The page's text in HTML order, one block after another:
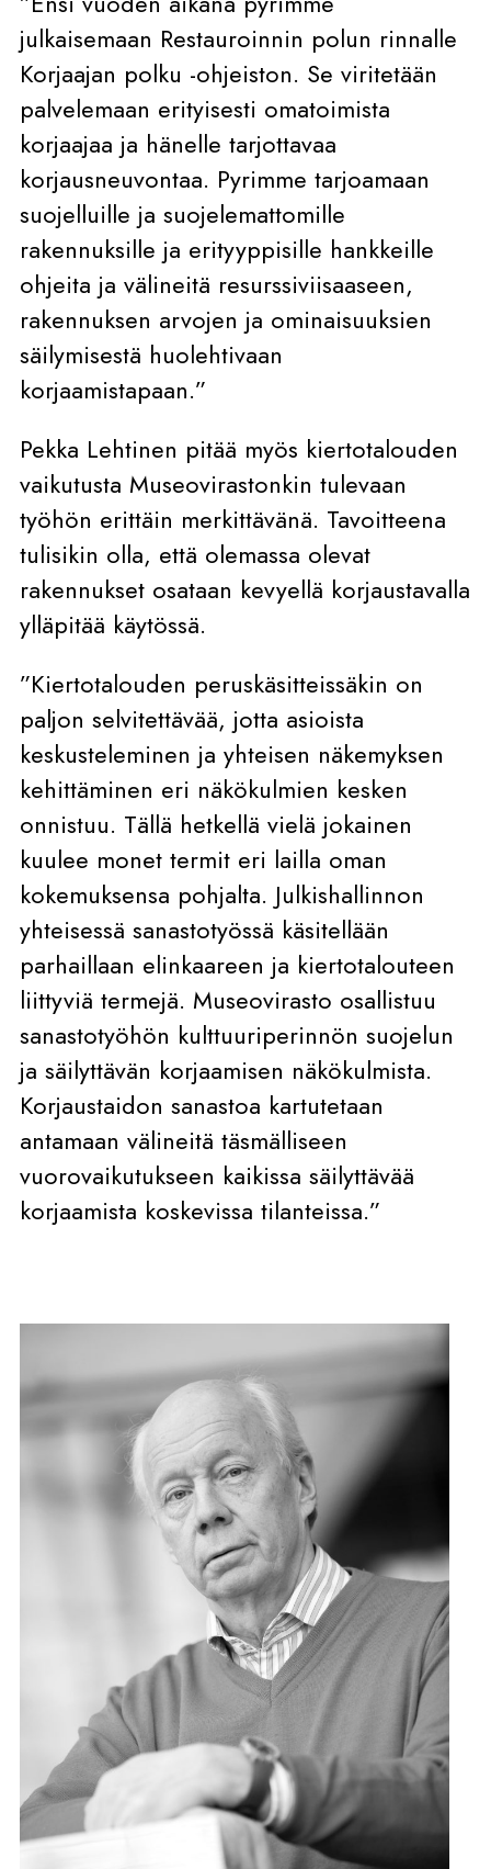
julkaisemaan Restauroinnin polun rinnalle
Korjaajan polku -ohjeiston. Se viritetään
palvelemaan erityisesti omatoimista
korjaajaa ja hänelle tarjottavaa
korjausneuvontaa. Pyrimme tarjoamaan
suojelluille ja suojelemattomille
rakennuksille ja erityyppisille hankkeille
ohjeita ja välineitä resurssiviisaaseen,
rakennuksen arvojen ja ominaisuuksien
säilymisestä huolehtivaan
korjaamistapaan.”
Pekka Lehtinen pitää myös kiertotalouden
vaikutusta Museovirastonkin tulevaan
työhön erittäin merkittävänä. Tavoitteena
tulisikin olla, että olemassa olevat
rakennukset osataan kevyellä korjaustavalla
ylläpitää käytössä.
”Kiertotalouden peruskäsitteissäkin on
paljon selvitettävää, jotta asioista
keskusteleminen ja yhteisen näkemyksen
kehittäminen eri näkökulmien kesken
onnistuu. Tällä hetkellä vielä jokainen
kuulee monet termit eri lailla oman
kokemuksensa pohjalta. Julkishallinnon
yhteisessä sanastotyössä käsitellään
parhaillaan elinkaareen ja kiertotalouteen
liittyviä termejä. Museovirasto osallistuu
sanastotyöhön kulttuuriperinnön suojelun
ja säilyttävän korjaamisen näkökulmista.
Korjaustaidon sanastoa kartutetaan
antamaan välineitä täsmälliseen
vuorovaikutukseen kaikissa säilyttävää
korjaamista koskevissa tilanteissa.”